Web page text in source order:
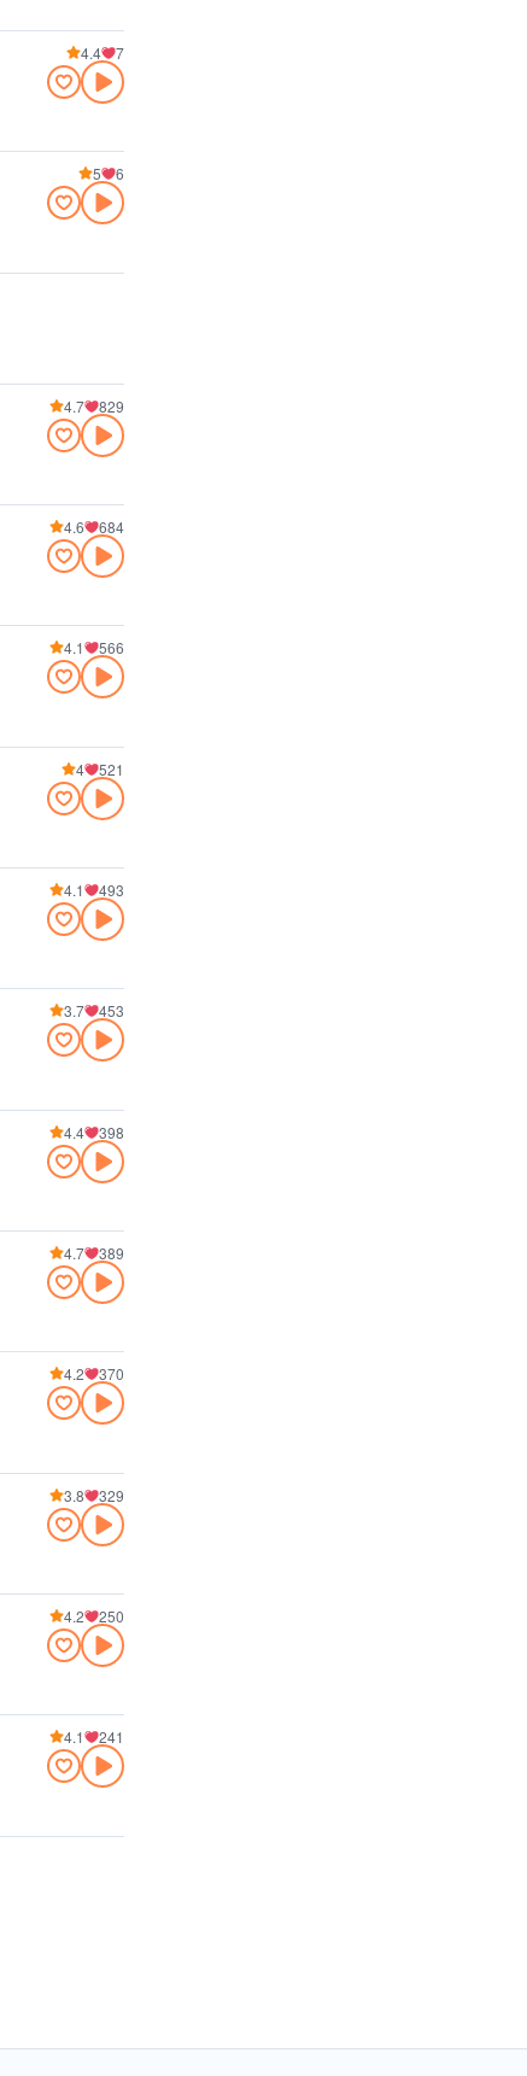
4.4 7
5 6
4.7 829
4.6 684
4.1 566
4 521
4.1 493
3.7 453
4.4 398
4.7 389
4.2 370
3.8 329
4.2 250
4.1 241